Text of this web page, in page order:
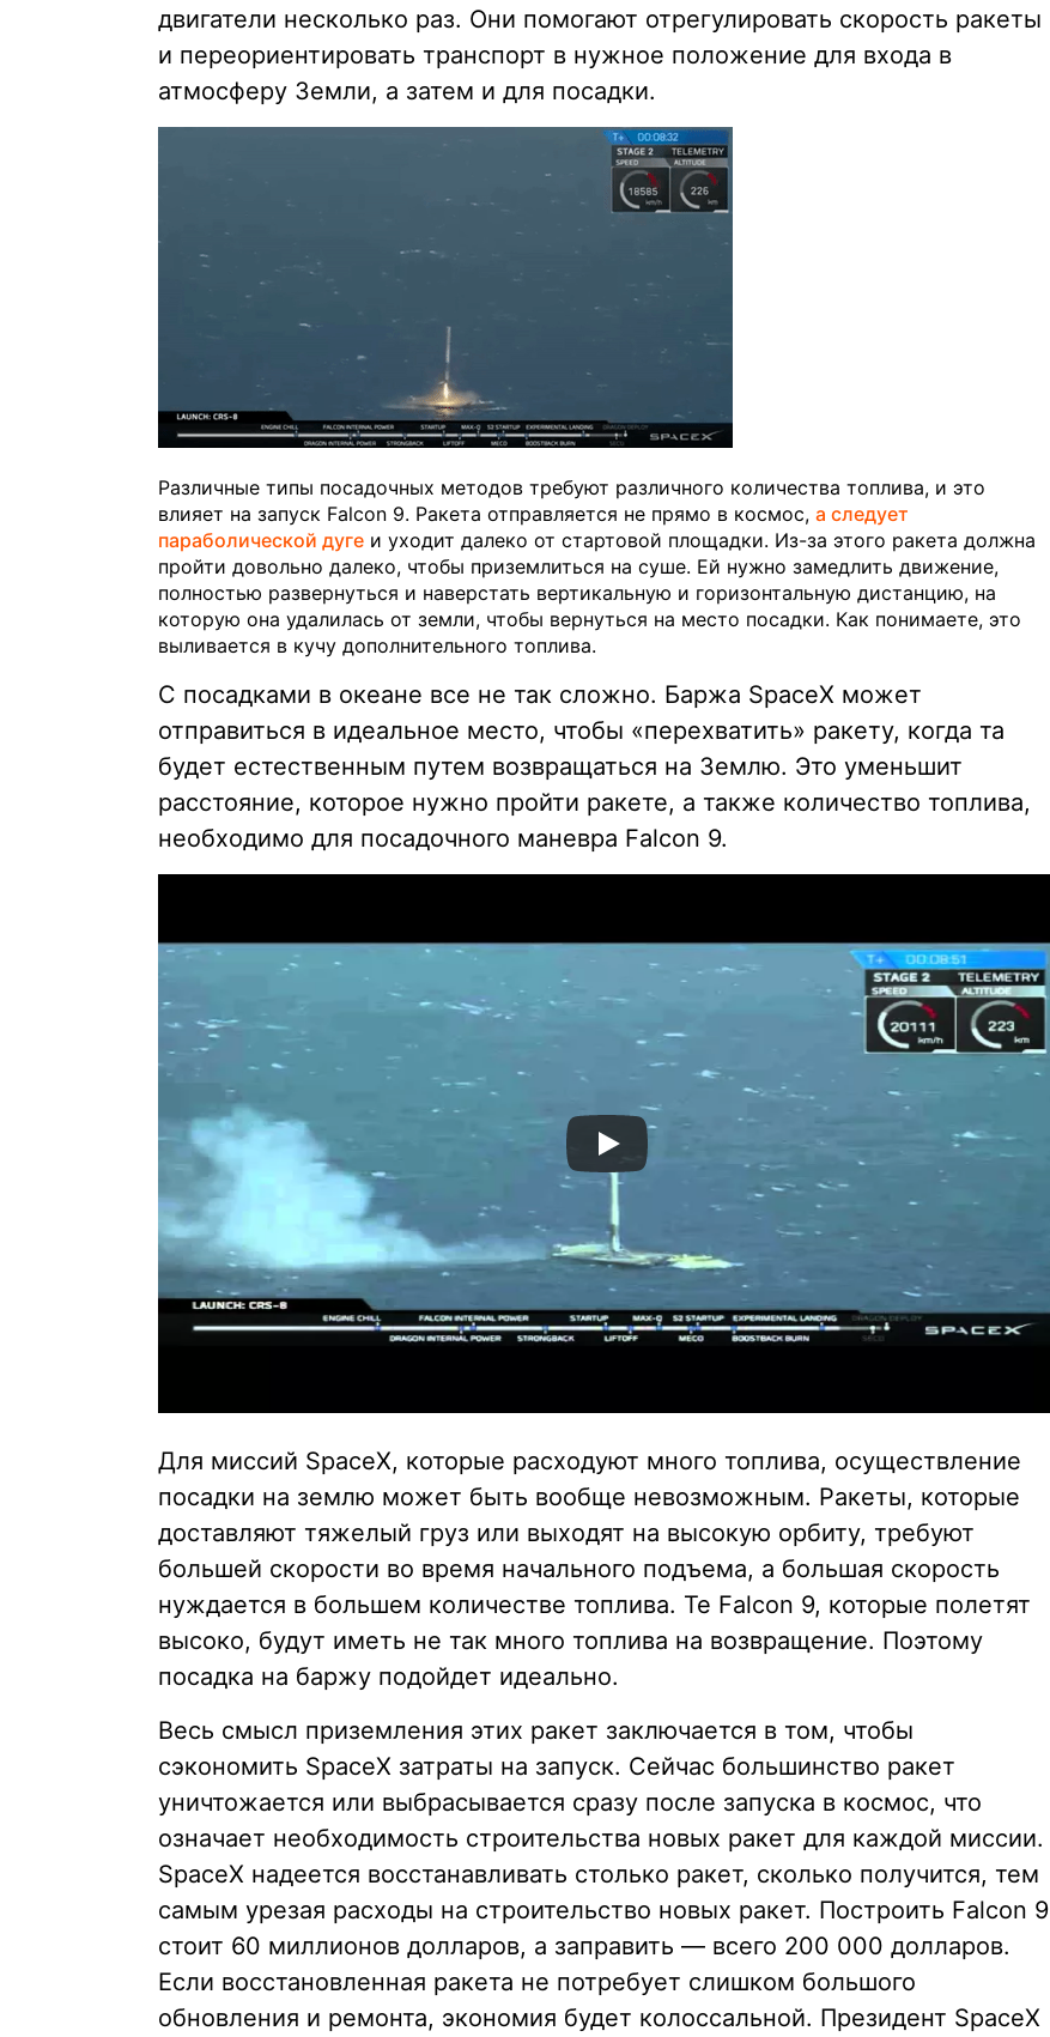
двигатели несколько раз. Они помогают отрегулировать скорость ракеты
и переориентировать транспорт в нужное положение для входа в
атмосферу Земли, а затем и для посадки.
Различные типы посадочных методов требуют различного количества топлива, и это
влияет на запуск Falcon 9. Ракета отправляется не прямо в космос, а следует
параболической дуге и уходит далеко от стартовой площадки. Из-за этого ракета должна
пройти довольно далеко, чтобы приземлиться на суше. Ей нужно замедлить движение,
полностью развернуться и наверстать вертикальную и горизонтальную дистанцию, на
которую она удалилась от земли, чтобы вернуться на место посадки. Как понимаете, это
выливается в кучу дополнительного топлива.
С посадками в океане все не так сложно. Баржа SpaceX может
отправиться в идеальное место, чтобы «перехватить» ракету, когда та
будет естественным путем возвращаться на Землю. Это уменьшит
расстояние, которое нужно пройти ракете, а также количество топлива,
необходимо для посадочного маневра Falcon 9.
Для миссий SpaceX, которые расходуют много топлива, осуществление
посадки на землю может быть вообще невозможным. Ракеты, которые
доставляют тяжелый груз или выходят на высокую орбиту, требуют
большей скорости во время начального подъема, а большая скорость
нуждается в большем количестве топлива. Те Falcon 9, которые полетят
высоко, будут иметь не так много топлива на возвращение. Поэтому
посадка на баржу подойдет идеально.
Весь смысл приземления этих ракет заключается в том, чтобы
сэкономить SpaceX затраты на запуск. Сейчас большинство ракет
уничтожается или выбрасывается сразу после запуска в космос, что
означает необходимость строительства новых ракет для каждой миссии.
SpaceX надеется восстанавливать столько ракет, сколько получится, тем
самым урезая расходы на строительство новых ракет. Построить Falcon 9
стоит 60 миллионов долларов, а заправить — всего 200 000 долларов.
Если восстановленная ракета не потребует слишком большого
обновления и ремонта, экономия будет колоссальной. Президент SpaceX